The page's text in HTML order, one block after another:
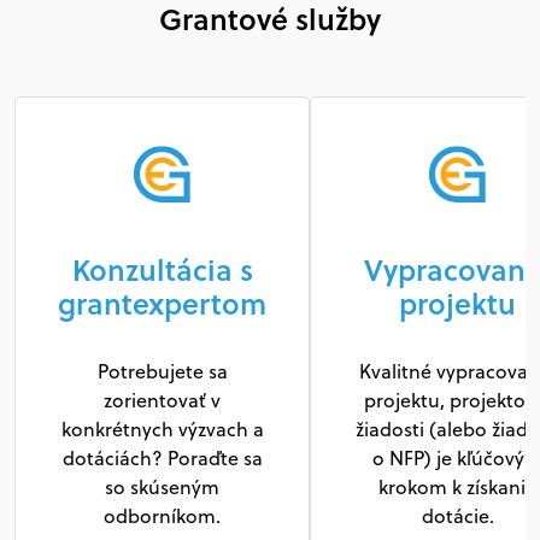
Grantové služby
Konzultácia s
grantexpertom
Potrebujete sa
zorientovať v
konkrétnych výzvach a
dotáciách? Poraďte sa
so skúseným
odborníkom.
projektu
Kvalitné
projektu,
žiadosti (alebo
o NFP) je
krokom k získaniu
dotácie.